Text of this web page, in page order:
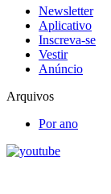
Newsletter
Aplicativo
Inscreva-se
Vestir
Anúncio
Arquivos
Por ano